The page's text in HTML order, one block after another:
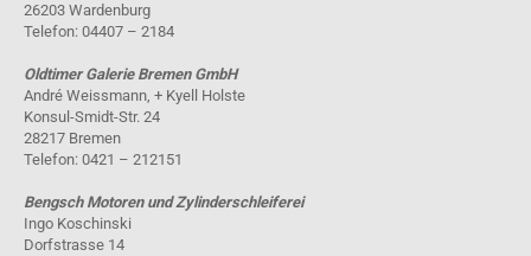
26203 Wardenburg
Telefon: 04407 – 2184
Oldtimer Galerie Bremen GmbH
André Weissmann, + Kyell Holste
Konsul-Smidt-Str. 24
28217 Bremen
Telefon: 0421 – 212151
Bengsch Motoren und Zylinderschleiferei
Ingo Koschinski
Dorfstrasse 14